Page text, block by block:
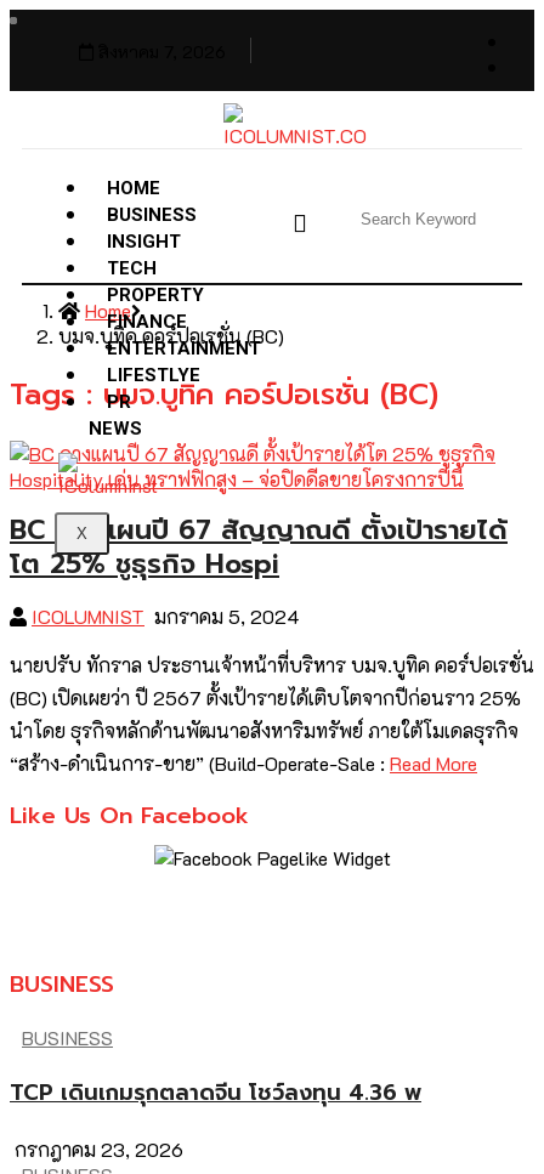
HOME
BUSINESS
INSIGHT
TECH
PROPERTY
FINANCE
ENTERTAINMENT
LIFESTLYE
PR
NEWS
X
Home
บมจ.บูทิค คอร์ปอเรชั่น (BC)
Tags : บมจ.บูทิค คอร์ปอเรชั่น (BC)
BC กางแผนปี 67 สัญญาณดี ตั้งเป้ารายได้
โต 25% ชูธุรกิจ Hospi
ICOLUMNIST มกราคม 5, 2024
นายปรับ ทักราล ประธานเจ้าหน้าที่บริหาร บมจ.บูทิค คอร์ปอเรชั่น
(BC) เปิดเผยว่า ปี 2567 ตั้งเป้ารายได้เติบโตจากปีก่อนราว 25%
นำโดย ธุรกิจหลักด้านพัฒนาอสังหาริมทรัพย์ ภายใต้โมเดลธุรกิจ
“สร้าง-ดำเนินการ-ขาย” (Build-Operate-Sale : Read More
Like Us On Facebook
BUSINESS
BUSINESS
TCP เดินเกมรุกตลาดจีน โชว์ลงทุน 4.36 พ
กรกฎาคม 23, 2026